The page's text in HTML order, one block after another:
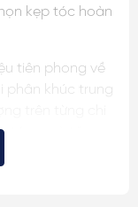
kẹp tóc hoàn
tiên phong về
phân khúc trung
tóc, quà tặng